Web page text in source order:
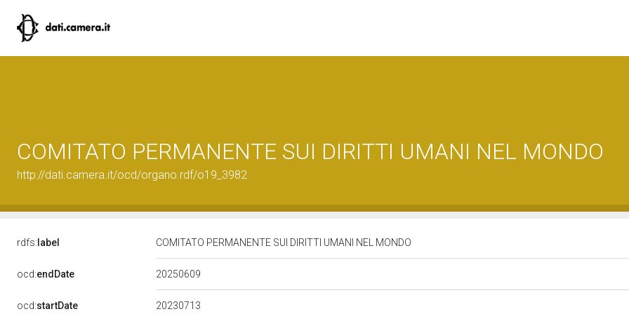
COMITATO PERMANENTE SUI DIRITTI UMANI NEL MONDO
http://dati.camera.it/ocd/organo.rdf/o19_3982
rdfs: label COMITATO PERMANENTE SUI DIRITTI UMANI NEL MONDO
ocd:endDate 20250609
ocd:startDate 20230713